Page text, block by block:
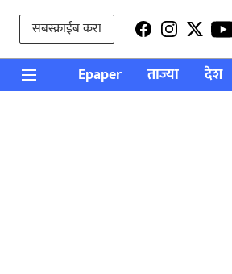
सबस्क्राईब करा
Epaper ताज्या देश